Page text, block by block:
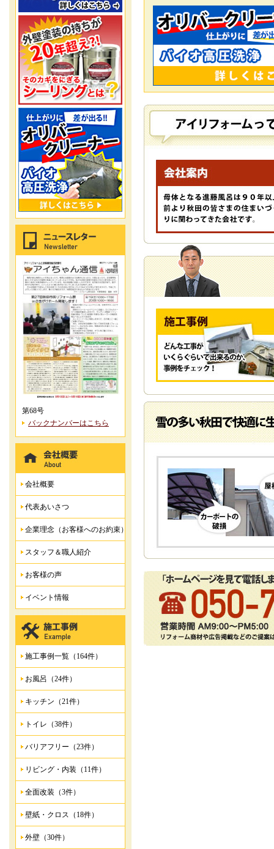
第68号
バックナンバーはこちら
会社概要
代表あいさつ
企業理念（お客様へのお約束）
スタッフ＆職人紹介
お客様の声
イベント情報
施工事例一覧（164件）
お風呂（24件）
キッチン（21件）
トイレ（38件）
バリアフリー（23件）
リビング・内装（11件）
全面改装（3件）
壁紙・クロス（18件）
外壁（30件）